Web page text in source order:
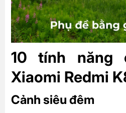
10 tính năng
Xiaomi Redmi
Cảnh siêu đêm